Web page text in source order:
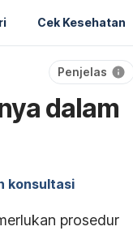
Cek Kesehatan
Penjelas
dalam
konsultasi
prosedur